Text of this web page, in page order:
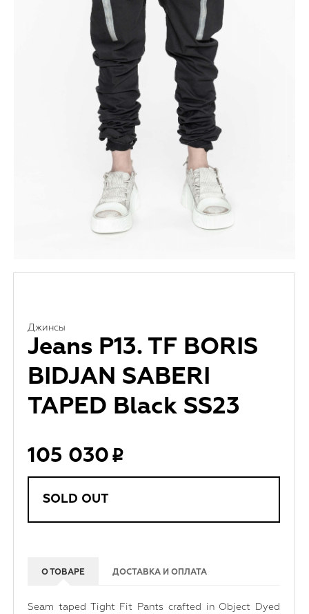
Джинсы
Jeans P13. TF BORIS
BIDJAN SABERI
TAPED Black SS23
105 030
SOLD OUT
О ТОВАРЕ ДОСТАВКА И ОПЛАТА
Seam taped Tight Fit Pants crafted in Object Dyed